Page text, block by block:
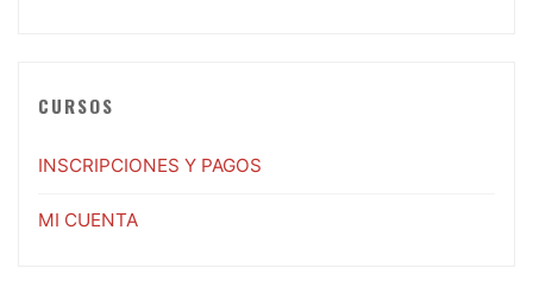
CURSOS
INSCRIPCIONES Y PAGOS
MI CUENTA